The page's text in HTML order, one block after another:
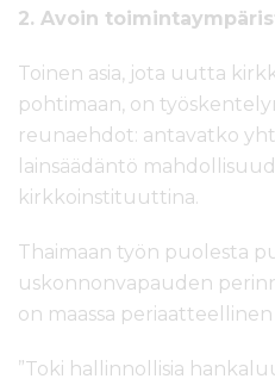
2. Avoin
Toinen asia, jota uutta
pohtimaan, on
reunaehdot: antavatko
lainsäädäntö
kirkkoinstituuttina.
Thaimaan työn puolesta
uskonnonvapauden
on maassa
”Toki hallinnollisia